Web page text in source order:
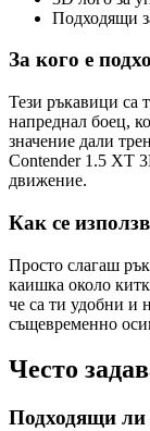
Подходящи
За кого е
Тези ръкавици са
напреднал боец,
значение дали
Contender 1.5 XT
движение.
Как се
Просто слагаш
каишка около
че са ти удобни и
същевременно
Често
Подходящи ли